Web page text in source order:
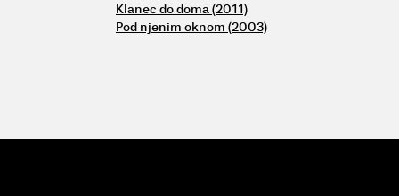
Klanec do doma (2011)
Pod njenim oknom (2003)